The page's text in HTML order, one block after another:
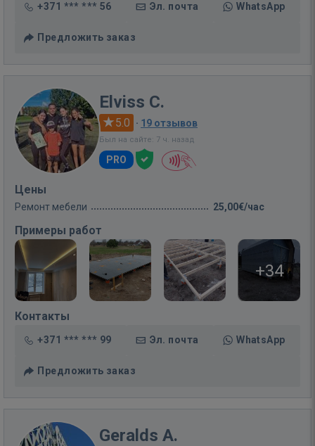
+371 *** *** 56 Эл. почта WhatsApp
Предложить заказ
Elviss C.
5.0 · 19 отзывов
Был на сайте: 7 ч. назад
PRO
Цены
Ремонт мебели 25,00€/час
Примеры работ
+34
Контакты
+371 *** *** 99 Эл. почта WhatsApp
Предложить заказ
Geralds A.